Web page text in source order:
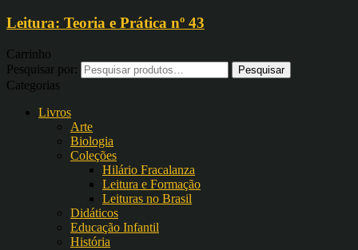
Leitura: Teoria e Prática nº 43
Carrinho
Pesquisar por:
Categorias
Livros
Arte
Biologia
Coleções
Hilário Fracalanza
Leitura e Formação
Leituras no Brasil
Didáticos
Educação Infantil
História